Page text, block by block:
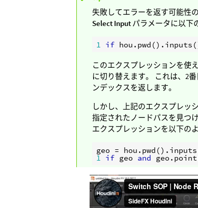
失敗してエラーを返す可能性
Select Input パラメータに以下
1 if hou . pwd () . inputs
このエクスプレッションを使
に切り替えます。 これは、2
ンデックスを返します。
しかし、上記のエクスプレッ
指定されたノードパスを見つ
エクスプレッションを以下の
geo = hou . pwd () . inputs
1 if geo and geo . point